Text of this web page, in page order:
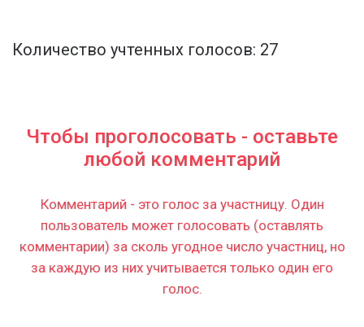
Количество учтенных голосов: 27
Чтобы проголосовать - оставьте
любой комментарий
Комментарий - это голос за участницу. Один
пользователь может голосовать (оставлять
комментарии) за сколь угодное число участниц, но
за каждую из них учитывается только один его
голос.